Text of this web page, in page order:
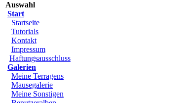
Auswahl
Start
Startseite
Tutorials
Kontakt
Impressum
Haftungsausschluss
Galerien
Meine Terragens
Mausegalerie
Meine Sonstigen